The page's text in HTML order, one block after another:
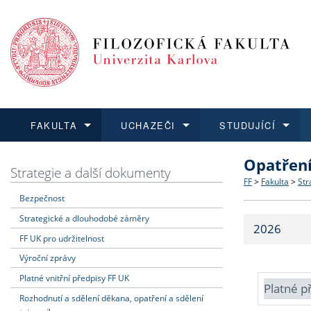
FAKULTA
Dozvědět se více
Struktura
Strategie
Fakultní
UCHAZEČI
Podat přihlášku
Co
Učitelské
STUDUJÍCÍ
Dozvědět se více
Dozvědět se více
O vědě a
Dozvědět se více
Aktuální
Strategie a další dokumenty
Bezpečnost
Strategické a dlouhodobé záměry
FF UK pro udržitelnost
Výroční zprávy
Platné vnitřní předpisy FF UK
Rozhodnutí a sdělení děkana, opatření a sdělení
FF > Fakulta >
2026
Platné